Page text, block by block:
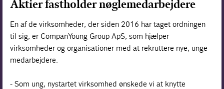
Aktier fastholder nøglemedarbejdere
En af de virksomheder, der siden 2016 har taget ordningen
til sig, er CompanYoung Group ApS, som hjælper
virksomheder og organisationer med at rekruttere nye, unge
medarbejdere.
- Som ung, nystartet virksomhed ønskede vi at knytte